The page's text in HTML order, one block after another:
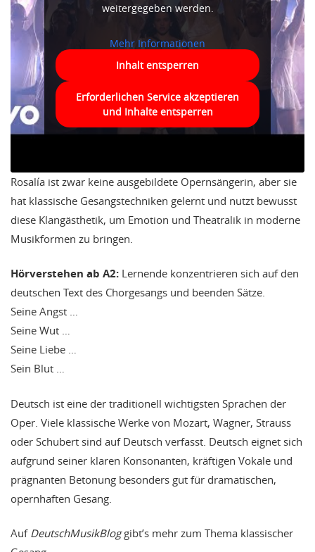
weitergegeben werden.
Mehr Informationen
Inhalt entsperren
Erforderlichen Service akzeptieren
und Inhalte entsperren
Rosalía ist zwar keine ausgebildete Opernsängerin, aber sie
hat klassische Gesangstechniken gelernt und nutzt bewusst
diese Klangästhetik, um Emotion und Theatralik in moderne
Musikformen zu bringen.
Hörverstehen ab A2: Lernende konzentrieren sich auf den
deutschen Text des Chorgesangs und beenden Sätze.
Seine Angst …
Seine Wut …
Seine Liebe …
Sein Blut …
Deutsch ist eine der traditionell wichtigsten Sprachen der
Oper. Viele klassische Werke von Mozart, Wagner, Strauss
oder Schubert sind auf Deutsch verfasst. Deutsch eignet sich
aufgrund seiner klaren Konsonanten, kräftigen Vokale und
prägnanten Betonung besonders gut für dramatischen,
opernhaften Gesang.
Auf DeutschMusikBloggibt’s mehr zum Thema klassischer